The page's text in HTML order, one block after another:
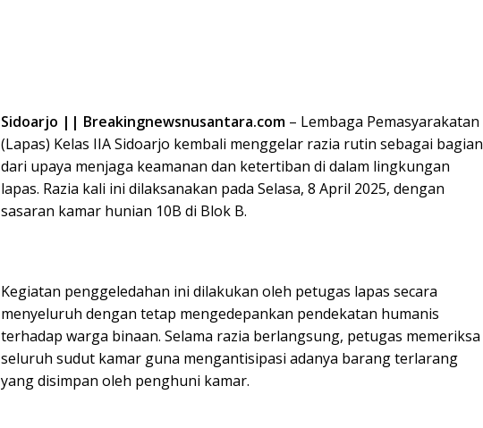
Sidoarjo || Breakingnewsnusantara.com – Lembaga Pemasyarakatan
(Lapas) Kelas IIA Sidoarjo kembali menggelar razia rutin sebagai bagian
dari upaya menjaga keamanan dan ketertiban di dalam lingkungan
lapas. Razia kali ini dilaksanakan pada Selasa, 8 April 2025, dengan
sasaran kamar hunian 10B di Blok B.
Kegiatan penggeledahan ini dilakukan oleh petugas lapas secara
menyeluruh dengan tetap mengedepankan pendekatan humanis
terhadap warga binaan. Selama razia berlangsung, petugas memeriksa
seluruh sudut kamar guna mengantisipasi adanya barang terlarang
yang disimpan oleh penghuni kamar.